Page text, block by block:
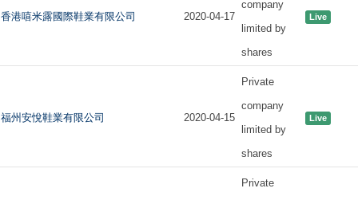
香港嘻米露國際鞋業有限公司 2020-04-17
company
limited by
shares
Live
福州安悅鞋業有限公司 2020-04-15
Private
company
limited by
shares
Live
Private